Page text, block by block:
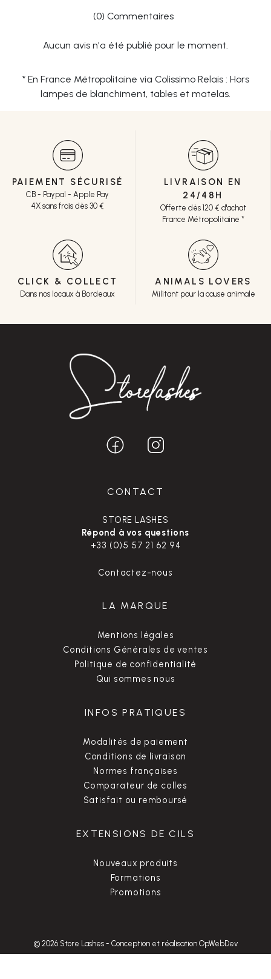
(0) Commentaires
Aucun avis n'a été publié pour le moment.
* En France Métropolitaine via Colissimo Relais : Hors
lampes de blanchiment, tables et matelas.
PAIEMENT SÉCURISÉ
CB - Paypal - Apple Pay
4X sans frais dès 30 €
LIVRAISON EN
24/48H
Offerte dès 120 € d'achat
France Métropolitaine *
CLICK & COLLECT
Dans nos locaux à Bordeaux
ANIMALS LOVERS
Militant pour la cause animale
CONTACT
STORE LASHES
Répond à vos questions
+33 (0)5 57 21 62 94
Contactez-nous
LA MARQUE
Mentions légales
Conditions Générales de ventes
Politique de confidentialité
Qui sommes nous
INFOS PRATIQUES
Modalités de paiement
Conditions de livraison
Normes françaises
Comparateur de colles
Satisfait ou remboursé
EXTENSIONS DE CILS
Nouveaux produits
Formations
Promotions
© 2026 Store Lashes - Conception et réalisation OpWebDev